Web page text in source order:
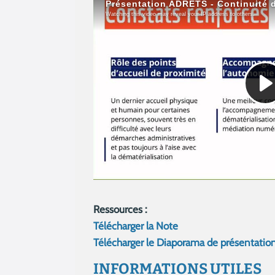
Ressources :
Télécharger la Note
Télécharger le Diaporama de
INFORMATIONS UTILES